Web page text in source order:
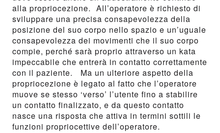
alla propriocezione. All’operatore è richiesto di
sviluppare una precisa consapevolezza della
posizione del suo corpo nello spazio e un’uguale
consapevolezza dei movimenti che il suo corpo
compie, perché sarà proprio attraverso un kata
impeccabile che entrerà in contatto correttamente
con il paziente. Ma un ulteriore aspetto della
propriocezione è legato al fatto che l’operatore
muove se stesso ‘verso’ l’utente fino a stabilire
un contatto finalizzato, e da questo contatto
nasce una risposta che attiva in termini sottili le
funzioni propriocettive dell’operatore.